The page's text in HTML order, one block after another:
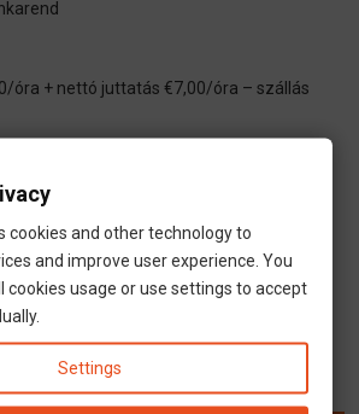
óra + nettó juttatás €7,00/óra – szállás
német nyelvtudás, B jogosítvány,
önéletrajzzal emailben:
cookies and other technology to
and improve user experience. You
cookies usage or use settings to accept
Settings